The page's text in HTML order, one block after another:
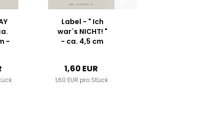
-
Label - " Ich
war´s NICHT! "
- ca. 4,5 cm
Farbauswahl...
1,60 EUR
1,60 EUR pro Stück